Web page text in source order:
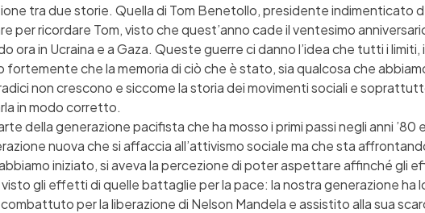
tra due storie. Quella di Tom Benetollo, presidente indimenticato
per ricordare Tom, visto che quest’anno cade il ventesimo
ora in Ucraina e a Gaza. Queste guerre ci danno l’idea che tutti i
fortemente che la memoria di ciò che è stato, sia qualcosa che
non crescono e siccome la storia dei movimenti sociali e
in modo corretto.
della generazione pacifista che ha mosso i primi passi negli anni
nuova che si affaccia all’attivismo sociale ma che sta
iniziato, si aveva la percezione di poter aspettare affinché gli
gli effetti di quelle battaglie per la pace: la nostra generazione
per la liberazione di Nelson Mandela e assistito alla sua